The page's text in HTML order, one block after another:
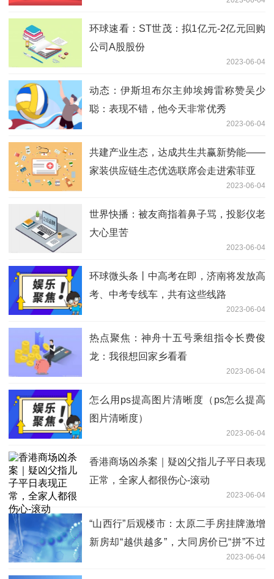
环球速看：ST世茂：拟1亿元-2亿元回购
公司A股股份
2023-06-04
动态：伊斯坦布尔主帅埃姆雷称赞吴少
聪：表现不错，他今天非常优秀
2023-06-04
共建产业生态，达成共生共赢新势能——
家装供应链生态优选联席会走进索菲亚
2023-06-04
世界快播：被友商指着鼻子骂，投影仪老
大心里苦
2023-06-04
环球微头条丨中高考在即，济南将发放高
考、中考专线车，共有这些线路
2023-06-04
热点聚焦：神舟十五号乘组指令长费俊
龙：我很想回家乡看看
2023-06-04
怎么用ps提高图片清晰度（ps怎么提高
图片清晰度）
2023-06-04
香港商场凶杀案｜疑凶父指儿子平日表现
正常，全家人都很伤心-滚动
2023-06-04
“山西行”后观楼市：太原二手房挂牌激增
新房却“越供越多”，大同房价已“拼”不过
2023-06-04